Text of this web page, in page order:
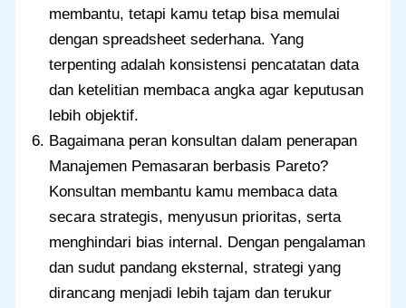
membantu, tetapi kamu tetap bisa memulai
dengan spreadsheet sederhana. Yang
terpenting adalah konsistensi pencatatan data
dan ketelitian membaca angka agar keputusan
lebih objektif.
Bagaimana peran konsultan dalam penerapan
Manajemen Pemasaran berbasis Pareto?
Konsultan membantu kamu membaca data
secara strategis, menyusun prioritas, serta
menghindari bias internal. Dengan pengalaman
dan sudut pandang eksternal, strategi yang
dirancang menjadi lebih tajam dan terukur